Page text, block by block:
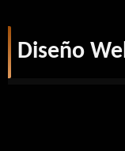
Diseño